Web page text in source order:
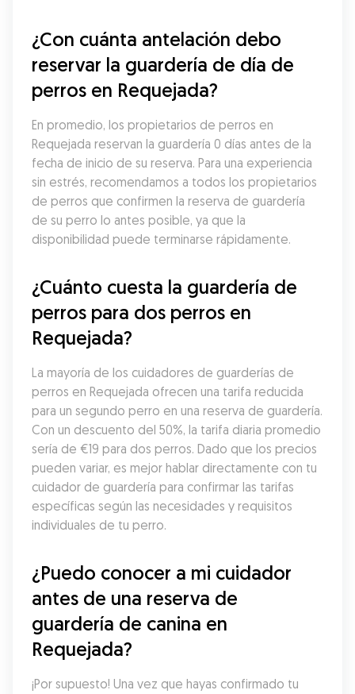
¿Con cuánta antelación debo
reservar la guardería de día de
perros en Requejada?
En promedio, los propietarios de perros en
Requejada reservan la guardería 0 días antes de la
fecha de inicio de su reserva. Para una experiencia
sin estrés, recomendamos a todos los propietarios
de perros que confirmen la reserva de guardería
de su perro lo antes posible, ya que la
disponibilidad puede terminarse rápidamente.
¿Cuánto cuesta la guardería de
perros para dos perros en
Requejada?
La mayoría de los cuidadores de guarderías de
perros en Requejada ofrecen una tarifa reducida
para un segundo perro en una reserva de guardería.
Con un descuento del 50%, la tarifa diaria promedio
sería de €19 para dos perros. Dado que los precios
pueden variar, es mejor hablar directamente con tu
cuidador de guardería para confirmar las tarifas
específicas según las necesidades y requisitos
individuales de tu perro.
¿Puedo conocer a mi cuidador
antes de una reserva de
guardería de canina en
Requejada?
¡Por supuesto! Una vez que hayas confirmado tu